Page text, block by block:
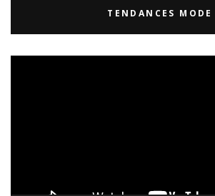
TENDANCES MODE